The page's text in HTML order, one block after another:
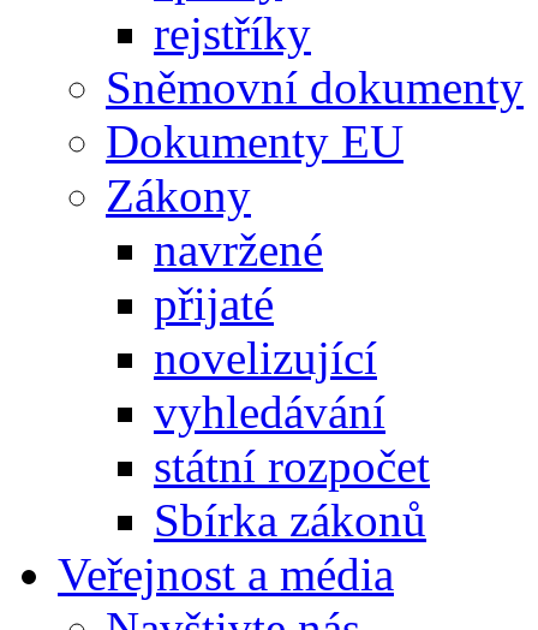
rejstříky
Sněmovní dokumenty
Dokumenty EU
Zákony
navržené
přijaté
novelizující
vyhledávání
státní rozpočet
Sbírka zákonů
Veřejnost a média